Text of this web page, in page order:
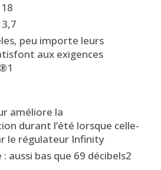
peu importe leurs
aux exigences
améliore la
durant l’été lorsque celle-
le régulateur Infinity
aussi bas que 69 décibels2